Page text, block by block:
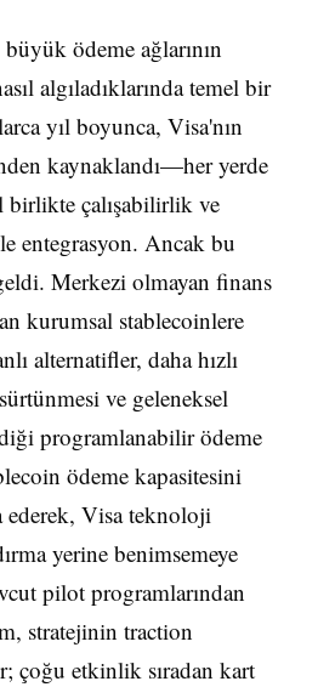
ödeme ağlarının
algıladıklarında temel bir
yıl boyunca, Visa'nın
kaynaklandı—her yerde
birlikte çalışabilirlik ve
entegrasyon. Ancak bu
Merkezi olmayan finans
kurumsal stablecoinlere
alternatifler, daha hızlı
ve geleneksel
programlanabilir ödeme
ödeme kapasitesini
ederek, Visa teknoloji
yerine benimsemeye
pilot programlarından
stratejinin traction
çoğu etkinlik sıradan kart